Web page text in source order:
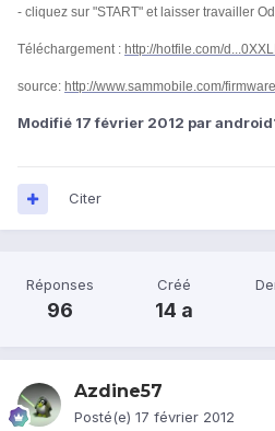
- cliquez sur "START" et laisser travailler
Téléchargement : http://hotfile.com/
source: http://www.sammobile.com/
Modifié 17 février 2012 par
Citer
Réponses
96
Créé
14 a
Azdine57
Posté(e) 17 février 2012